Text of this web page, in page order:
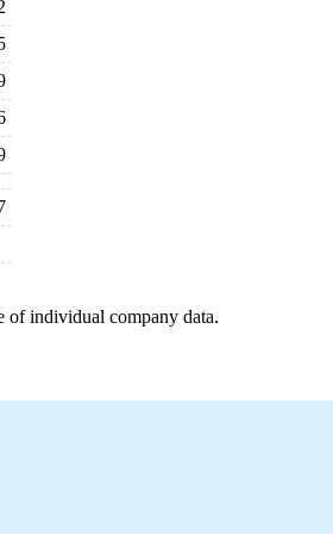
individual company data.